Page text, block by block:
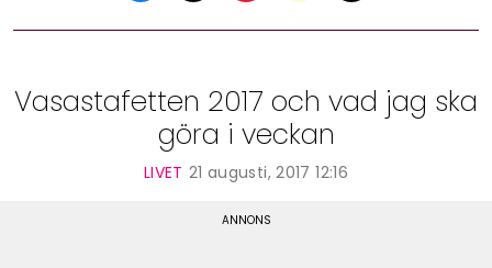
Vasastafetten 2017 och vad jag ska
göra i veckan
LIVET 21 augusti, 2017 12:16